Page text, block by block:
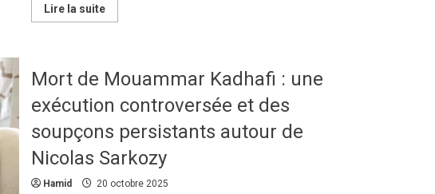
Lire la suiteEn
savoir
contre
le
greenwashing
:
condamnée
pour
avoir
trompé
consommateurs
Mort de Mouammar Kadhafi : une
exécution controversée et des
soupçons persistants autour de
Nicolas Sarkozy
Hamid 20 octobre 2025